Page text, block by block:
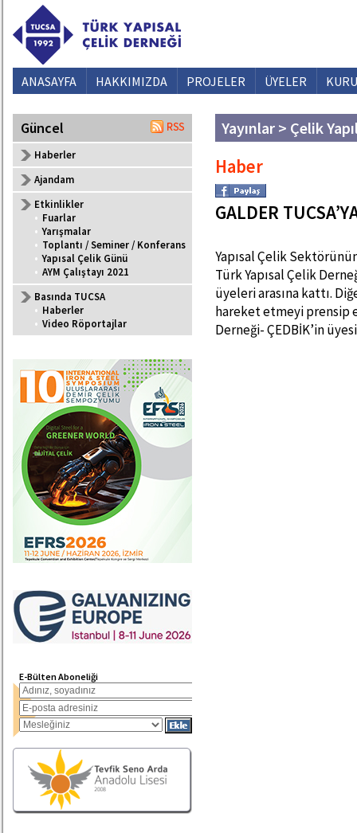
ANASAYFA HAKKIMIZDA PROJELER ÜYELER
Güncel
Haberler
Ajandam
Etkinlikler
• Fuarlar
• Yarışmalar
• Toplantı / Seminer / Konferans
• Yapısal Çelik Günü
• AYM Çalıştayı 2021
Basında TUCSA
• Haberler
• Video Röportajlar
E-Bülten Aboneliği
Yayınlar > Çelik
Haber
GALDER
Yapısal Çelik
Türk Yapısal Çelik
üyeleri arasına kattı.
hareket etmeyi prensip
Derneği- ÇEDBİK’in